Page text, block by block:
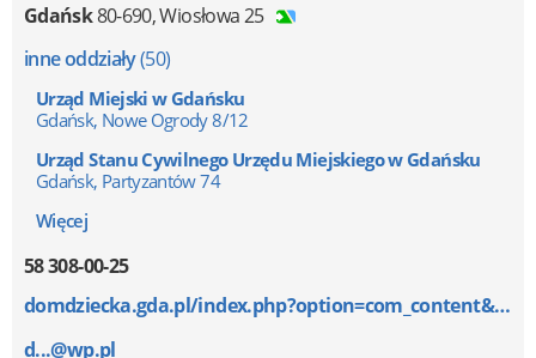
Gdańsk80-690,Wiosłowa 25
inne oddziały(50)
Urząd Miejski w Gdańsku
Gdańsk, Nowe Ogrody 8/12
Urząd Stanu Cywilnego Urzędu Miejskiego w Gdańsku
Gdańsk, Partyzantów 74
Więcej
58 308-00-25
domdziecka.gda.pl/index.php?option=com_content&v...
d...@wp.pl